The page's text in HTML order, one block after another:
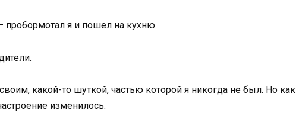
пробормотал я и пошел на кухню.
какой-то шуткой, частью которой я никогда не был. Но как
изменилось.